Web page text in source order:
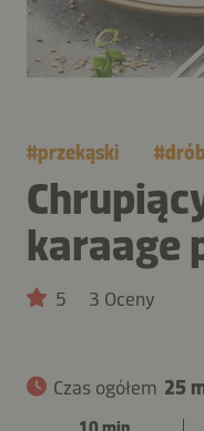
#przekąski #drób
karaage
5 3 Oceny
Czas ogółem 25